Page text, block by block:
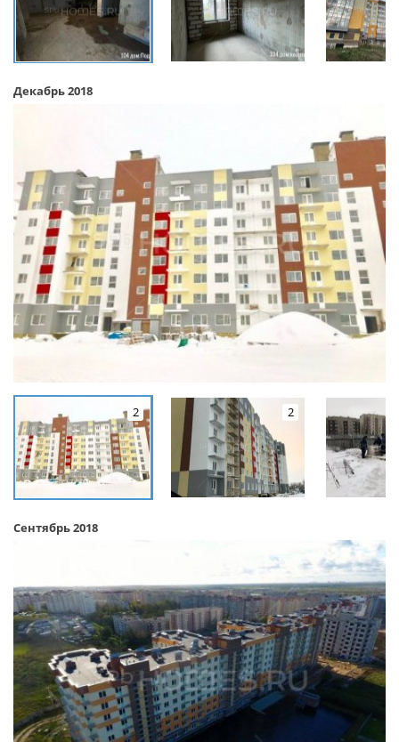
Декабрь 2018
2 2
Сентябрь 2018